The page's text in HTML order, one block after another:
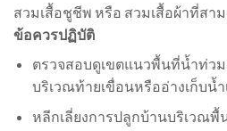
สวมเสื้อชูชีพ หรือ สวมเสื้อผ้าที่สา
ข้อควรปฏิบัติ
ตรวจสอบดูเขตแนวพื้นที่น้ำท่ว
บริเวณท้ายเขื่อนหรืออ่างเก็บน้
หลีกเลี่ยงการปลูกบ้านบริเวณ